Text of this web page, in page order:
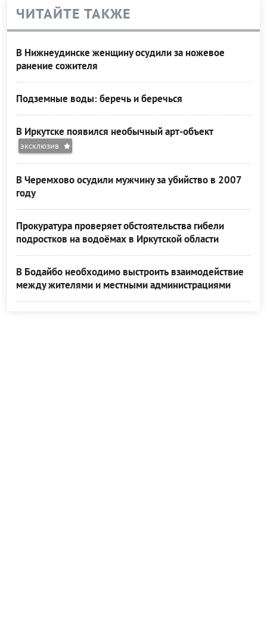
ЧИТАЙТЕ ТАКЖЕ
В Нижнеудинске женщину осудили за ножевое
ранение сожителя
Подземные воды: беречь и беречься
В Иркутске появился необычный арт-объект
эксклюзив
В Черемхово осудили мужчину за убийство в 2007
году
Прокуратура проверяет обстоятельства гибели
подростков на водоёмах в Иркутской области
В Бодайбо необходимо выстроить взаимодействие
между жителями и местными администрациями